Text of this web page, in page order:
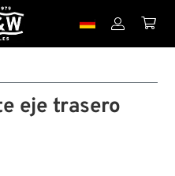
 
eje trasero